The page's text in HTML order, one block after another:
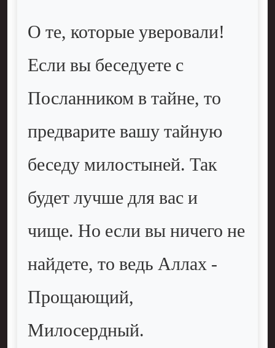
О те, которые уверовали!
Если вы беседуете с
Посланником в тайне, то
предварите вашу тайную
беседу милостыней. Так
будет лучше для вас и
чище. Но если вы ничего не
найдете, то ведь Аллах -
Прощающий,
Милосердный.